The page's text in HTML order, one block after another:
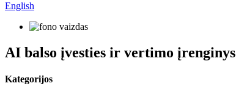
English
AI balso įvesties ir vertimo įrenginys
Kategorijos